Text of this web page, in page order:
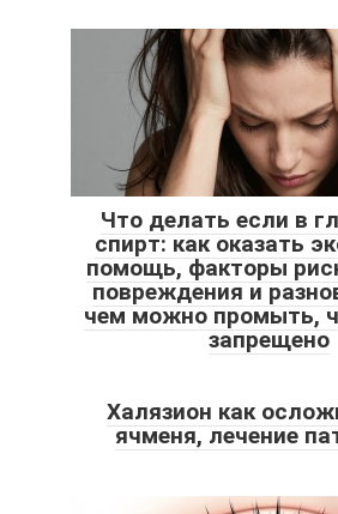
Что делать если в
спирт: как оказать
помощь, факторы
повреждения и
чем можно промыть,
запрещено
Халязион как
ячменя, лечение